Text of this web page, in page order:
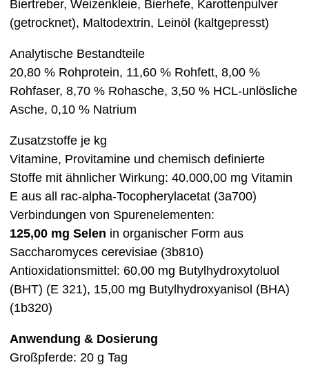
Biertreber, Weizenkleie, Bierhefe, Karottenpulver
(getrocknet), Maltodextrin, Leinöl (kaltgepresst)
Analytische Bestandteile
20,80 % Rohprotein, 11,60 % Rohfett, 8,00 %
Rohfaser, 8,70 % Rohasche, 3,50 % HCL-unlösliche
Asche, 0,10 % Natrium
Zusatzstoffe je kg
Vitamine, Provitamine und chemisch definierte
Stoffe mit ähnlicher Wirkung: 40.000,00 mg Vitamin
E aus all rac-alpha-Tocopherylacetat (3a700)
Verbindungen von Spurenelementen:
125,00 mg Selen in organischer Form aus
Saccharomyces cerevisiae (3b810)
Antioxidationsmittel: 60,00 mg Butylhydroxytoluol
(BHT) (E 321), 15,00 mg Butylhydroxyanisol (BHA)
(1b320)
Anwendung & Dosierung
Großpferde: 20 g Tag